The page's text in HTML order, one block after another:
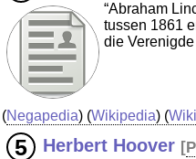
“Abraham
tussen 1861
die
(Negapedia) (Wikipedia) (
Herbert Hoover [